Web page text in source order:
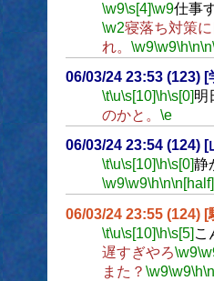
\w9\s[4]\w9仕事
\w2寝落ち対策に
れ。 \w9\w9\h\n\n
06/03/24 23:53 (123) [
\t\u\s[10]\h\s[0]明
のかと。 \e
06/03/24 23:54 (124) [
\t\u\s[10] \h\s[0] 静
\w9\w9\h\n\n[half]
06/03/24 23:55 (124) [
\t\u\s[10]\h\s[5] こ
遅すぎやろ\w9
また？ \w9\w9\h\n